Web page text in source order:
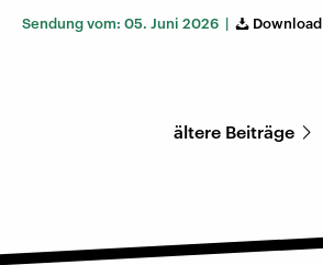
Sendung vom: 05. Juni 2026 | Download
ältere Beiträge